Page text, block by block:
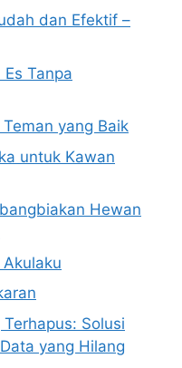
dan Efektif –
Tanpa
yang Baik
untuk Kawan
Hewan
Solusi
yang Hilang